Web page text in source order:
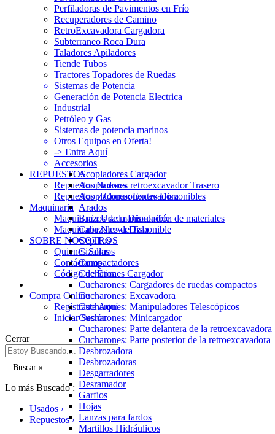
Perfiladoras de Pavimentos en Frío
Recuperadores de Camino
RetroExcavadora Cargadora
Subterraneo Roca Dura
Taladores Apiladores
Tiende Tubos
Tractores Topadores de Ruedas
Sistemas de Potencia
Generación de Potencia Electrica
Industrial
Petróleo y Gas
Sistemas de potencia marinos
Otros Equipos en Oferta!
-> Entra Aquí
Accesorios
Acopladores Cargador
Acopladores retroexcavador Trasero
Acopladores: Excavadora
Arados
Brazos de manipulación de materiales
Cabezales de Tala
Cepillos
Cizallas
Compactadores
Cucharones Cargador
Cucharones: Cargadores de ruedas compactos
Cucharones: Excavadora
Cucharones: Manipuladores Telescópicos
Cucharones: Minicargador
Cucharones: Parte delantera de la retroexcavadora
Cucharones: Parte posterior de la retroexcavadora
Desbrozadora
Desbrozadoras
Desgarradores
Desramador
Garfios
Hojas
Lanzas para fardos
Martillos Hidráulicos
REPUESTOS
Repuestos Nuevos
Repuestos y Componentes Disponibles
Maquinaria
Maquinaria Usada Disponible
Maquinaria Nueva Disponible
SOBRE NOSOTROS
Quienes Somos
Contáctanos
Código de Ética
Compra Online
Regístraste Aquí
Iniciar Sesión
Cerrar
Buscar »
Lo más Buscado :
Usados ›
Repuestos ›